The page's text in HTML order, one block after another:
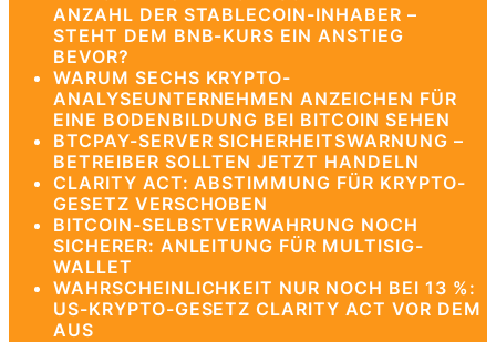
ANZAHL DER STABLECOIN-INHABER –
STEHT DEM BNB-KURS EIN ANSTIEG
BEVOR?
WARUM SECHS KRYPTO-
ANALYSEUNTERNEHMEN ANZEICHEN FÜR
EINE BODENBILDUNG BEI BITCOIN SEHEN
BTCPAY-SERVER SICHERHEITSWARNUNG –
BETREIBER SOLLTEN JETZT HANDELN
CLARITY ACT: ABSTIMMUNG FÜR KRYPTO-
GESETZ VERSCHOBEN
BITCOIN-SELBSTVERWAHRUNG NOCH
SICHERER: ANLEITUNG FÜR MULTISIG-
WALLET
WAHRSCHEINLICHKEIT NUR NOCH BEI 13 %:
US-KRYPTO-GESETZ CLARITY ACT VOR DEM
AUS